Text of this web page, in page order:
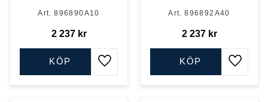
896890A10
2 237kr
Lägg till i favoriter
KÖP
896892A40
2 237kr
Lägg
KÖP